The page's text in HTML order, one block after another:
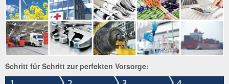
Schritt für Schritt zur perfekten Vorsorge: